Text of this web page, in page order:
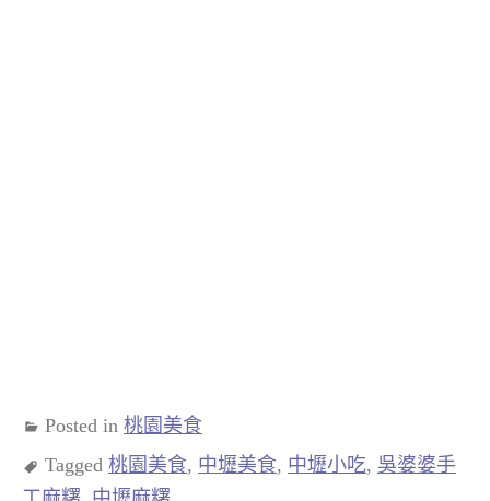
Posted in 桃園美食
Tagged 桃園美食, 中壢美食, 中壢小吃, 吳婆婆手